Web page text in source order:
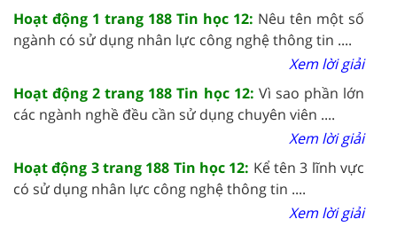
Hoạt động 1 trang 188 Tin học 12: Nêu tên một số
ngành có sử dụng nhân lực công nghệ thông tin ....
Xem lời giải
Hoạt động 2 trang 188 Tin học 12: Vì sao phần lớn
các ngành nghề đều cần sử dụng chuyên viên ....
Xem lời giải
Hoạt động 3 trang 188 Tin học 12: Kể tên 3 lĩnh vực
có sử dụng nhân lực công nghệ thông tin ....
Xem lời giải